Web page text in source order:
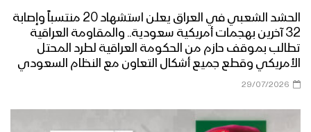
الحشد الشعبي في العراق يعلن استشهاد 20 منتسباً وإصابة
32 آخرين بهجمات أمريكية سعودية.. والمقاومة العراقية
تطالب بموقف حازم من الحكومة العراقية لطرد المحتل
الأمريكي وقطع جميع أشكال التعاون مع النظام السعودي
29/07/2026